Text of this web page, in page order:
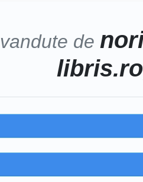
vandute de